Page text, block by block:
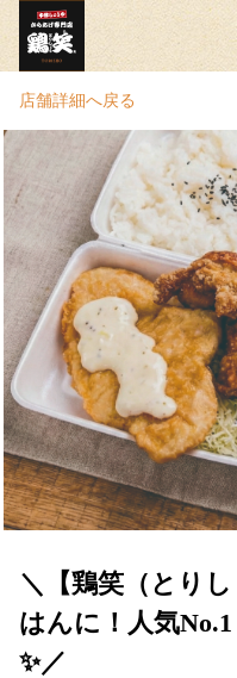
店舗詳細へ戻る
＼【鶏笑（とり
はんに！人気
✨／